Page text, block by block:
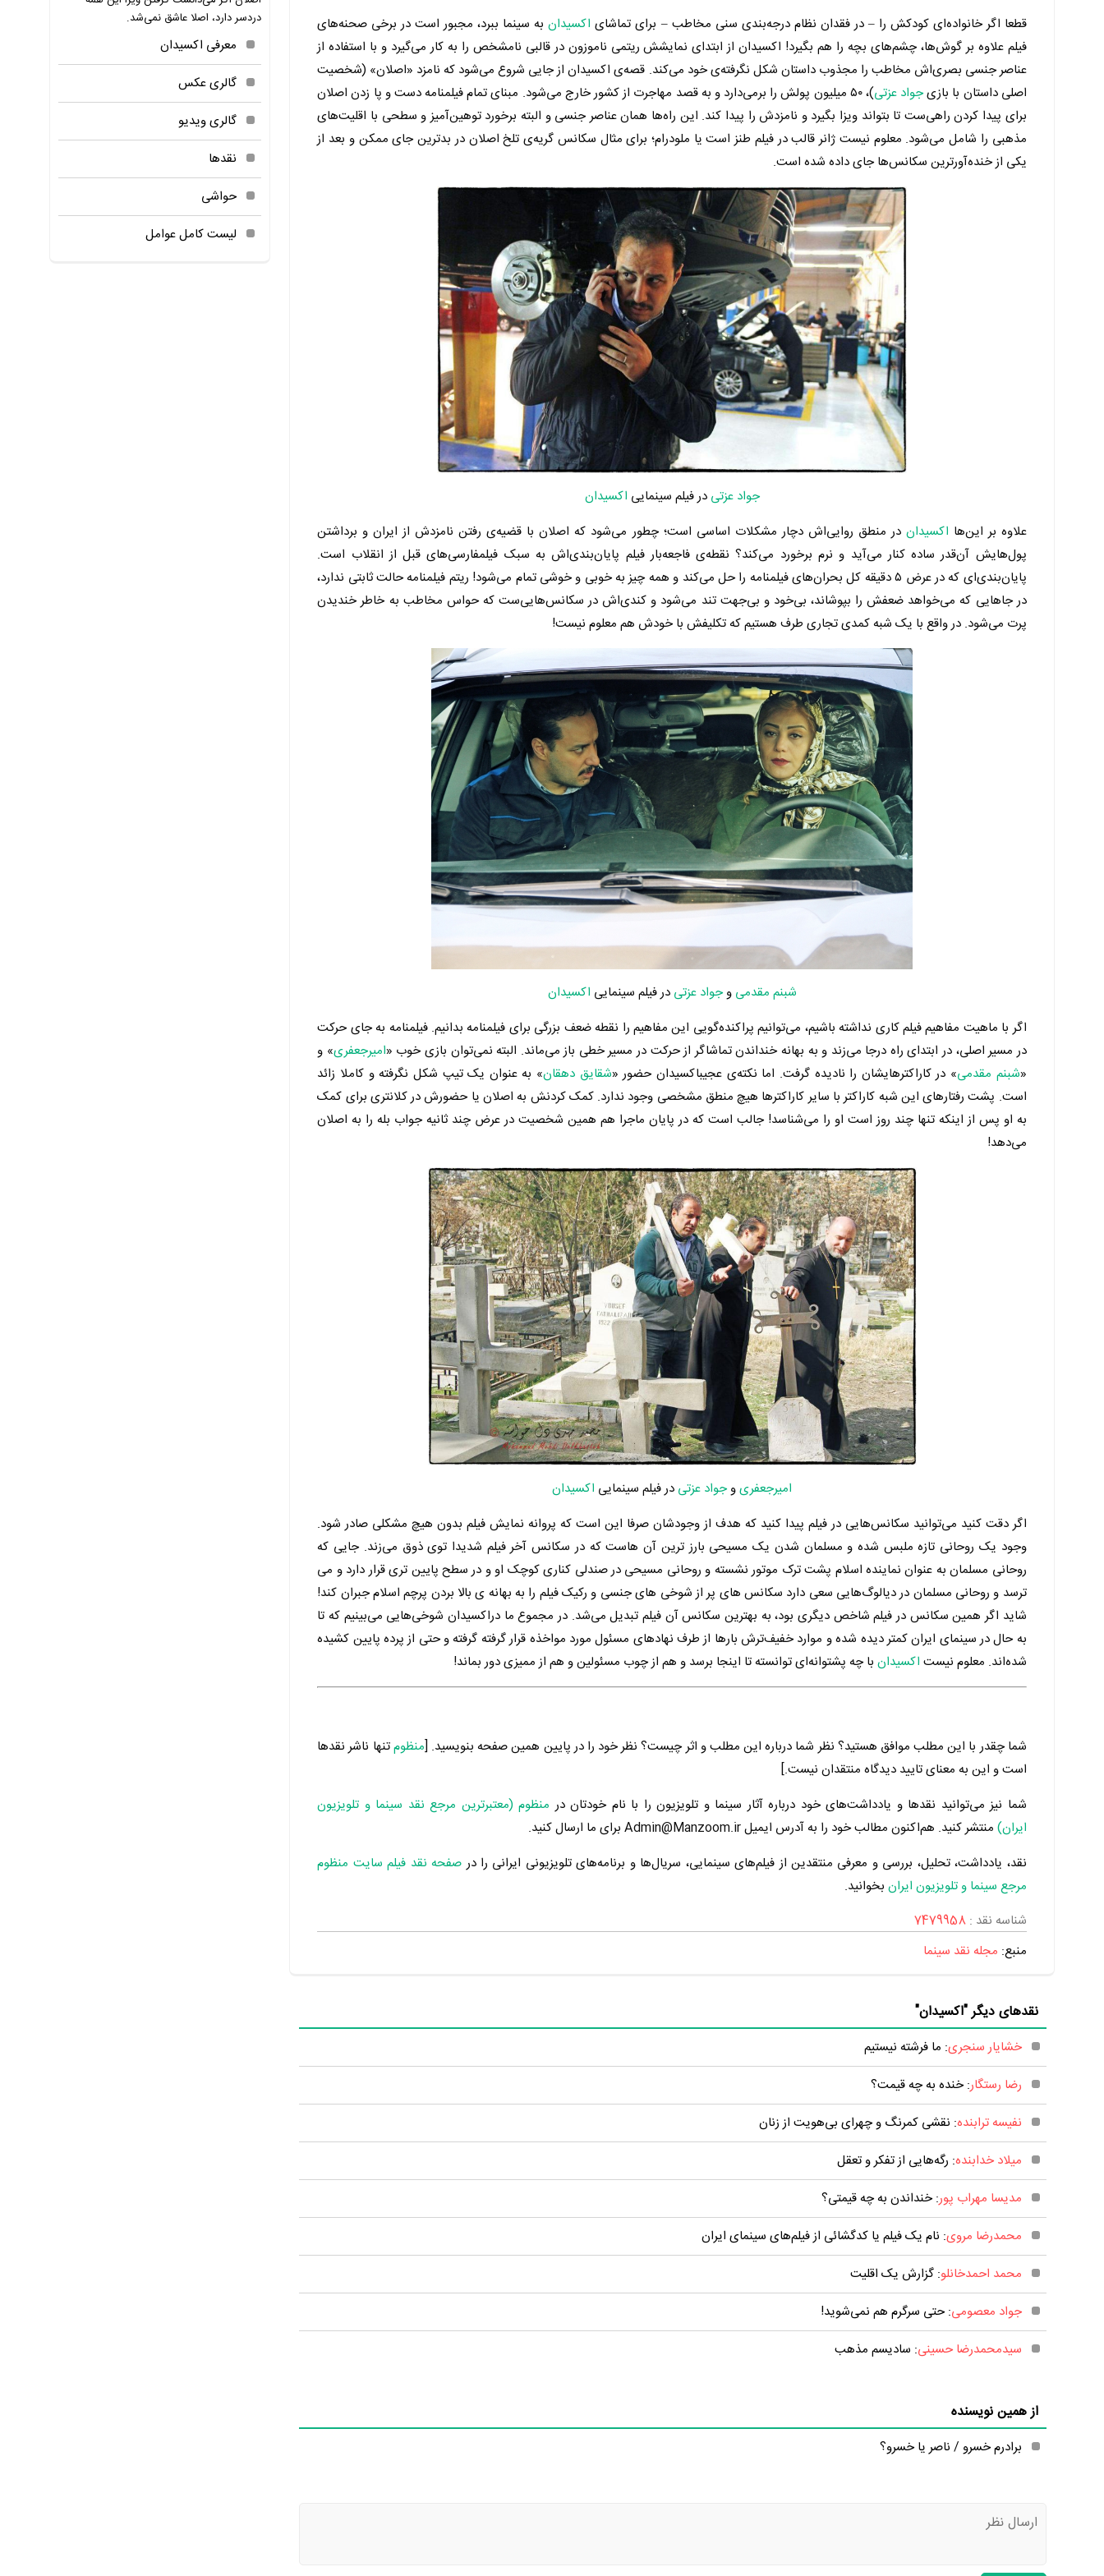
قطعا اگر خانواده‌ای کودکش را – در فقدان نظام درجه‌بندی سنی مخاطب – برای تماشای اکسیدانبه سینما ببرد، مجبور است در برخی صحنه‌های
فیلم علاوه بر گوش‌ها، چشم‌های بچه را هم بگیرد! اکسیدان از ابتدای نمایشش ریتمی ناموزون در قالبی نامشخص را به کار می‌گیرد و با استفاده از
عناصر جنسی بصری‌اش مخاطب را مجذوب داستان شکل نگرفته‌ی خود می‌کند. قصه‌ی اکسیدان از جایی شروع می‌شود که نامزد «اصلان» (شخصیت
اصلی داستان با بازیجواد عزتی
)، ۵۰ میلیون پولش را برمی‌دارد و به قصد مهاجرت از کشور خارج می‌شود. مبنای تمام فیلمنامه دست و پا زدن اصلان
برای پیدا کردن راهی‌ست تا بتواند ویزا بگیرد و نامزدش را پیدا کند. این راه‌ها همان عناصر جنسی و البته برخورد توهین‌آمیز و سطحی با اقلیت‌های
مذهبی را شامل می‌شود. معلوم نیست ژانر قالب در فیلم طنز است یا ملودرام؛ برای مثال سکانس گریه‌ی تلخ اصلان در بدترین جای ممکن و بعد از
یکی از خنده‌آورترین سکانس‌ها جای داده شده است.
جواد عزتی در فیلم سینمایی اکسیدان
علاوه بر این‌ها اکسیدان در منطق روایی‌اش دچار مشکلات اساسی‌ است؛ چطور می‌شود که اصلان با قضیه‌ی رفتن نامزدش از ایران و برداشتن
پول‌هایش آن‌قدر ساده کنار می‌آید و نرم برخورد می‌کند؟ نقطه‌ی فاجعه‌بار فیلم پایان‌بندی‌اش به سبک فیلمفارسی‌های قبل از انقلاب است.
پایان‌بندی‌ای که در عرض ۵ دقیقه کل بحران‌های فیلمنامه را حل می‌کند و همه چیز به خوبی و خوشی تمام می‌شود! ریتم فیلمنامه حالت ثابتی ندارد،
در جاهایی که می‌خواهد ضعفش را بپوشاند، بی‌خود و بی‌جهت تند می‌شود و کندی‌اش در سکانس‌هایی‌ست که حواس مخاطب به خاطر خندیدن
پرت می‌شود. در واقع با یک شبه کمدی تجاری طرف هستیم که تکلیفش با خودش هم معلوم نیست!
شبنم مقدمی وجواد عزتی در فیلم سینمایی اکسیدان
اگر با ماهیت مفاهیم فیلم کاری نداشته باشیم، می‌توانیم پراکنده‌گویی این مفاهیم را نقطه ضعف بزرگی برای فیلمنامه بدانیم. فیلمنامه به جای حرکت
در مسیر اصلی، در ابتدای راه درجا می‌زند و به بهانه خنداندن تماشاگر از حرکت در مسیر خطی باز می‌ماند. البته نمی‌توان بازی خوب «امیرجعفری» و
«شبنم مقدمی» در کاراکترهایشان را نادیده گرفت. اما نکته‌ی عجیباکسیدان حضور «شقایق دهقان» به عنوان یک تیپ شکل نگرفته و کاملا زائد
است. پشت رفتارهای این شبه کاراکتر با سایر کاراکترها هیچ منطق مشخصی وجود ندارد. کمک کردنش به اصلان یا حضورش در کلانتری برای کمک
به او پس از اینکه تنها چند روز است او را می‌شناسد! جالب است که در پایان ماجرا هم همین شخصیت در عرض چند ثانیه جواب بله را به اصلان
می‌دهد!
امیرجعفریوجواد عزتی در فیلم سینمایی اکسیدان
اگر دقت کنید می‌توانید سکانس‌هایی در فیلم پیدا کنید که هدف از وجودشان صرفا این است که پروانه نمایش فیلم بدون هیچ مشکلی صادر شود.
وجود یک روحانی تازه ملبس شده و مسلمان شدن یک مسیحی بارز ترین آن هاست که در سکانس آخر فیلم شدیدا توی ذوق می‌زند. جایی که
روحانی مسلمان به عنوان نماینده اسلام پشت ترک موتور نشسته و روحانی مسیحی در صندلی کناری کوچک او و در سطح پایین تری قرار دارد و می
ترسد و روحانی مسلمان در دیالوگ‌هایی سعی دارد سکانس های پر از شوخی های جنسی و رکیک فیلم را به بهانه ی بالا بردن پرچم اسلام جبران کند!
شاید اگر همین سکانس در فیلم شاخص دیگری بود، به بهترین سکانس آن فیلم تبدیل می‌شد. در مجموع ما دراکسیدان شوخی‌هایی می‌بینیم که تا
به حال در سینمای ایران کمتر دیده شده و موارد خفیف‌ترش بارها از طرف نهادهای مسئول مورد مواخذه قرار گرفته گرفته و حتی از پرده پایین کشیده
شده‌اند. معلوم نیست اکسیدان با چه پشتوانه‌ای توانسته تا اینجا برسد و هم از چوب مسئولین و هم از ممیزی دور بماند!
شما چقدر با این مطلب موافق هستید؟ نظر شما درباره این مطلب و اثر چیست؟ نظر خود را در پایین همین صفحه بنویسید. [منظومتنها ناشر نقدها
است و این به معنای تایید دیدگاه منتقدان نیست.]
شما نیز می‌توانید نقدها و یادداشت‌های خود درباره آثار سینما و تلویزیون را با نام خودتان در منظوم (معتبرترین مرجع نقد سینما و تلویزیون
ایران) منتشر کنید. هم‌اکنون مطالب خود را به آدرس ایمیل Admin@Manzoom.ir برای ما ارسال کنید.
نقد، یادداشت، تحلیل، بررسی و معرفی منتقدین از فیلم‌های سینمایی، سریال‌ها و برنامه‌های تلویزیونی ایرانی را در صفحه نقد فیلم سایت منظوم
مرجع سینما و تلویزیون ایران بخوانید.
شناسه نقد : 7479958
منبع: مجله نقد سینما
نقدهای دیگر "اکسیدان"
خشایار سنجری: ما فرشته نیستیم
رضا رستگار: خنده به چه قیمت؟
نفیسه ترابنده: نقشی کمرنگ و چهر‌ای بی‌هویت از زنان
میلاد خدابنده: رگه‌هایی از تفکر و تعقل
مدیسا مهراب پور: خنداندن به چه قیمتی؟
محمدرضا مروی: نام یک فیلم یا کدگشائی از فیلم‌های سینمای ایران
محمد احمدخانلو: گزارش یک اقلیت
جواد معصومی: حتی سرگرم هم نمی‌شوید!
سیدمحمدرضا حسینی: سادیسم مذهب
از همین نویسنده
برادرم خسرو / ناصر یا خسرو؟
دردسر دارد، اصلا عاشق نمی‌شد.
معرفی اکسیدان
گالری عکس
گالری ویدیو
نقدها
حواشی
لیست کامل عوامل